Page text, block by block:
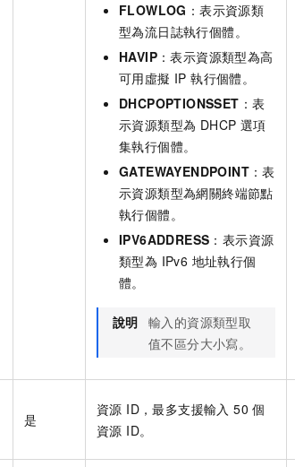
FLOWLOG ：表示資源類
型為流日誌執行個體。
HAVIP ：表示資源類型為高
可用虛擬 IP 執行個體。
DHCPOPTIONSSET ：表
示資源類型為 DHCP 選項
集執行個體。
GATEWAYENDPOINT ：表
示資源類型為網關終端節點
執行個體。
IPV6ADDRESS ：表示資源
類型為 IPv6 地址執行個
體。
說明 輸入的資源類型取
值不區分大小寫。
是
資源 ID，最多支援輸入 50 個
資源 ID。